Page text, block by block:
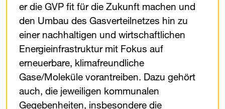
er die ​ GVP ​ fit für die Zukunft machen und
den Umbau des Gasverteilnetzes hin zu
einer nachhaltigen und wirtschaftlichen
Energieinfrastruktur mit Fokus auf
erneuerbare, klimafreundliche
Gase/Moleküle vorantreiben. Dazu gehört
auch, die jeweiligen kommunalen
Gegebenheiten, insbesondere die